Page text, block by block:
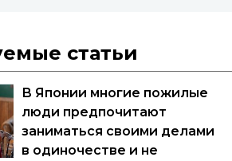
статьи
В Японии многие пожилые
люди предпочитают
заниматься своими делами
в одиночестве и не